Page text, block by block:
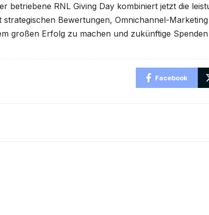
betriebene RNL Giving Day kombiniert jetzt die
strategischen Bewertungen, Omnichannel-
großen Erfolg zu machen und zukünftige
Facebook